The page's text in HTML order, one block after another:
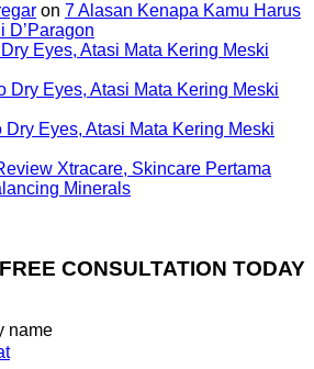
on 7 Alasan Kenapa Kamu Harus
D’Paragon
Dry Eyes, Atasi Mata Kering Meski
Dry Eyes, Atasi Mata Kering Meski
Dry Eyes, Atasi Mata Kering Meski
Xtracare, Skincare Pertama
Minerals
CONSULTATION TODAY
name